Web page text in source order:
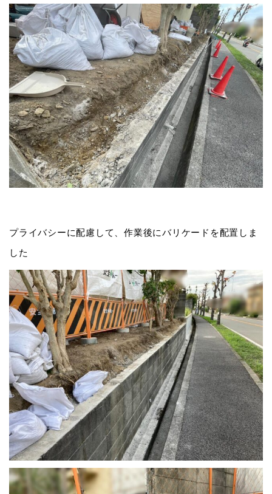
プライバシーに配慮して、作業後にバリケードを配置しま
した